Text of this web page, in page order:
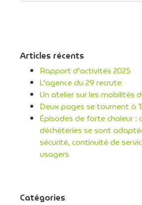
Articles récents
Rapport d’activités 2025
L’agence du 29 recrute
Un atelier sur les mobilités
Deux pages se tournent à
Épisodes de forte chaleur :
déchèteries se sont
sécurité, continuité de
usagers
Catégories